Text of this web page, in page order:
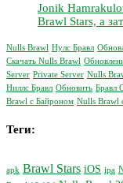
Jonik
Brawl Stars, а
Nulls Brawl Нулс Бравл
Скачать Nulls Brawl
Server Private Server Nulls
Ниллс Бравл Обновить Бравл
Brawl с Байроном Nulls Brawl
Теги:
apk Brawl Stars iOS ipa